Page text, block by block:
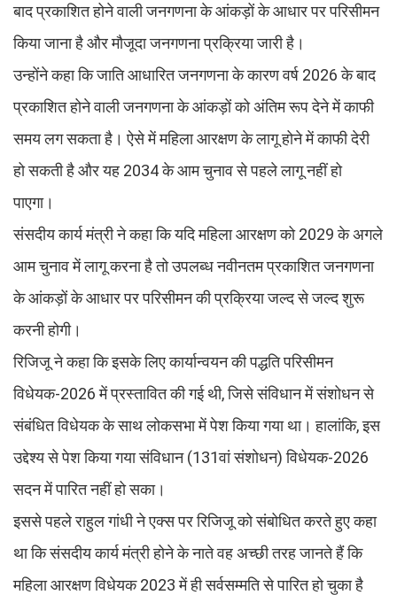
बाद प्रकाशित होने वाली जनगणना के आंकड़ों के आधार पर परिसीमन
किया जाना है और मौजूदा जनगणना प्रक्रिया जारी है।
उन्होंने कहा कि जाति आधारित जनगणना के कारण वर्ष 2026 के बाद
प्रकाशित होने वाली जनगणना के आंकड़ों को अंतिम रूप देने में काफी
समय लग सकता है। ऐसे में महिला आरक्षण के लागू होने में काफी देरी
हो सकती है और यह 2034 के आम चुनाव से पहले लागू नहीं हो
पाएगा।
संसदीय कार्य मंत्री ने कहा कि यदि महिला आरक्षण को 2029 के अगले
आम चुनाव में लागू करना है तो उपलब्ध नवीनतम प्रकाशित जनगणना
के आंकड़ों के आधार पर परिसीमन की प्रक्रिया जल्द से जल्द शुरू
करनी होगी।
रिजिजू ने कहा कि इसके लिए कार्यान्वयन की पद्धति परिसीमन
विधेयक-2026 में प्रस्तावित की गई थी, जिसे संविधान में संशोधन से
संबंधित विधेयक के साथ लोकसभा में पेश किया गया था। हालांकि, इस
उद्देश्य से पेश किया गया संविधान (131वां संशोधन) विधेयक-2026
सदन में पारित नहीं हो सका।
इससे पहले राहुल गांधी ने एक्स पर रिजिजू को संबोधित करते हुए कहा
था कि संसदीय कार्य मंत्री होने के नाते वह अच्छी तरह जानते हैं कि
महिला आरक्षण विधेयक 2023 में ही सर्वसम्मति से पारित हो चुका है